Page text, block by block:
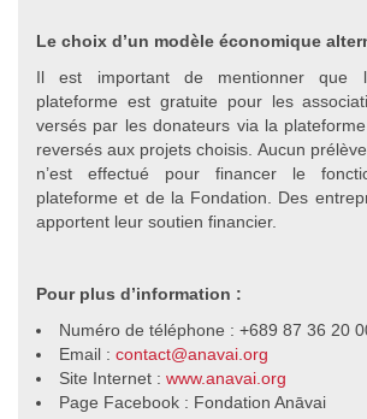
Le choix d’un modèle économique
Il est important de mentionner que
plateforme est gratuite pour les
versés par les donateurs via la
reversés aux projets choisis. Aucun
n’est effectué pour financer le
plateforme et de la Fondation. Des
apportent leur soutien financier.
Pour plus d’information :
Numéro de téléphone : +689 87 36 20
Email : contact@anavai.org
Site Internet : www.anavai.org
Page Facebook : Fondation Anāvai